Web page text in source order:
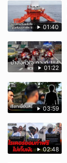
01:40
01:22
03:59
02:48